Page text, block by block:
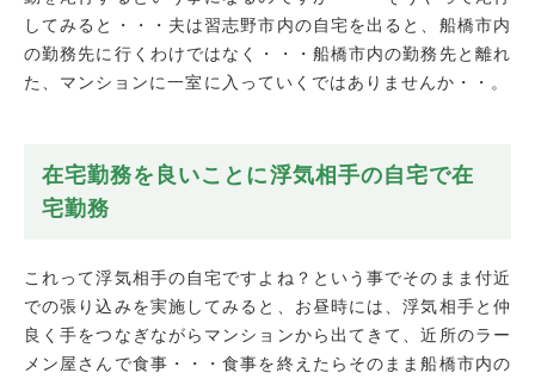
してみると・・・夫は習志野市内の自宅を出ると、船橋市内
の勤務先に行くわけではなく・・・船橋市内の勤務先と離れ
た、マンションに一室に入っていくではありませんか・・。
在宅勤務を良いことに浮気相手の自宅で在
宅勤務
これって浮気相手の自宅ですよね？という事でそのまま付近
での張り込みを実施してみると、お昼時には、浮気相手と仲
良く手をつなぎながらマンションから出てきて、近所のラー
メン屋さんで食事・・・食事を終えたらそのまま船橋市内の